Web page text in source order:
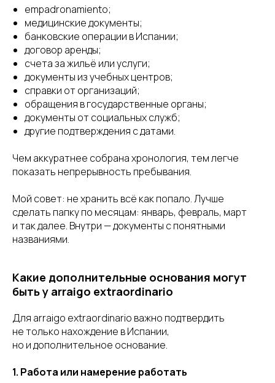
empadronamiento;
медицинские документы;
банковские операции в Испании;
договор аренды;
счета за жильё или услуги;
документы из учебных центров;
справки от организаций;
обращения в государственные органы;
документы от социальных служб;
другие подтверждения с датами.
Чем аккуратнее собрана хронология, тем легче
показать непрерывность пребывания.
Мой совет: не хранить всё как попало. Лучше
сделать папку по месяцам: январь, февраль, март
и так далее. Внутри — документы с понятными
названиями.
Какие дополнительные основания могут
быть у arraigo extraordinario
Для arraigo extraordinario важно подтвердить
не только нахождение в Испании,
но и дополнительное основание.
1. Работа или намерение работать